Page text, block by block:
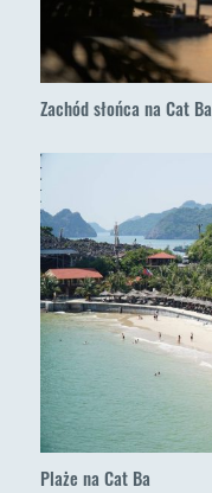
Zachód słońca na Cat Ba
Plaże na Cat Ba